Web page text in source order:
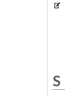
S